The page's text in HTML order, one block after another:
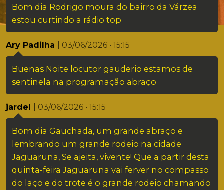
Bom dia Rodrigo moura do bairro da Várzea
estou curtindo a rádio top
Ary Padilha | 03/06/2026 • 15:15
Buenas Noite locutor gauderio estamos de
sentinela na programação abraço
jardel | 03/06/2026 • 15:15
Bom dia Gauchada, um grande abraço e
lembrando um grande rodeio na cidade
Jaguaruna, Se ajeita, vivente! Que a partir desta
quinta-feira Jaguaruna vai ferver no compasso
do laço e do trote é o grande rodeio chamando